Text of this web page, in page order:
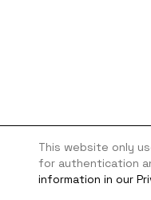
This website only
for authentication
information in our